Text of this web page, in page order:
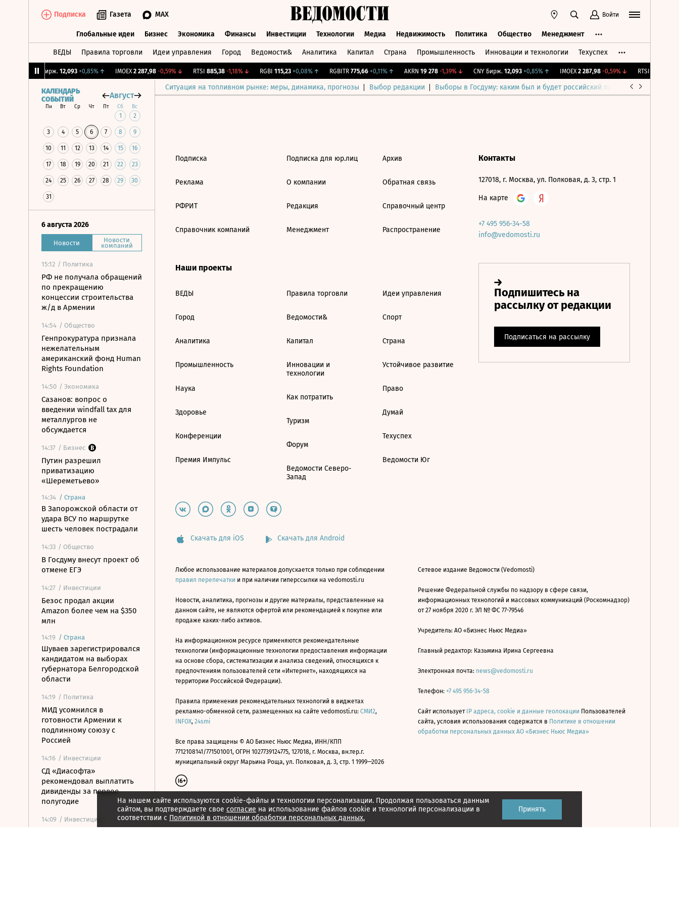
Подписка Газета MAX Войти
Глобальные идеи Бизнес Экономика Финансы Инвестиции Технологии Медиа Недвижимость Политика Общество Менеджмент
ВЕДЫ Правила торговли Идеи управления Город Ведомости& Аналитика Капитал Страна Промышленность Инновации и технологии Техуспех
CNY Бирж. 12,093 +0,85%↑ IMOEX 2 287,98 -0,59%↓ RTSI 885,38 -1,18%↓ RGBI 115,23 +0,08%↑ RGBITR 775,66 +0,11%↑ AKRN 19 278 -1,39%↓ CNY Бирж. 12,093 +0,85%↑ IMOEX 2 287,98 -0,59%↓ RTSI 885,38
Ситуация на топливном рынке: меры, динамика, прогнозы Выбор редакции Выборы в Госдуму: каким был и будет российский парламент
КАЛЕНДАРЬ
СОБЫТИЙ
Август
Пн Вт Ср Чт Пт Сб Вс
1 2
3 4 5 6 7 8 9
10 11 12 13 14 15 16
17 18 19 20 21 22 23
24 25 26 27 28 29 30
31
6 августа 2026
Новости Новости
компаний
15:12 / Политика
РФ не получала обращений
по прекращению
концессии строительства
ж/д в Армении
14:54 / Общество
Генпрокуратура признала
нежелательным
американский фонд Human
Rights Foundation
14:50 / Экономика
Сазанов: вопрос о
введении windfall tax для
металлургов не
обсуждается
14:37 / Бизнес
Путин разрешил
приватизацию
«Шереметьево»
14:34 / Страна
В Запорожской области от
удара ВСУ по маршрутке
шесть человек пострадали
14:33 / Общество
В Госдуму внесут проект об
отмене ЕГЭ
14:27 / Инвестиции
Безос продал акции
Amazon более чем на $350
млн
14:19 / Страна
Шуваев зарегистрировался
кандидатом на выборах
губернатора Белгородской
области
14:19 / Политика
МИД усомнился в
готовности Армении к
подлинному союзу с
Россией
14:16 / Инвестиции
СД «Диасофта»
рекомендовал выплатить
дивиденды за первое
полугодие
14:09 / Инвестиции
На нашем сайте используются cookie-файлы и технологии персонализации. Продолжая пользоваться данным
сайтом, вы подтверждаете свое согласие на использование файлов cookie и технологий персонализации в
соответствии с Политикой в отношении обработки персональных данных.
Принять
Подписка
Реклама
РФРИТ
Справочник компаний
Подписка для юр.лиц
О компании
Редакция
Менеджмент
Архив
Обратная связь
Справочный центр
Распространение
Наши проекты
ВЕДЫ
Город
Аналитика
Промышленность
Наука
Здоровье
Конференции
Премия Импульс
Правила торговли
Ведомости&
Капитал
Инновации и
технологии
Как потратить
Туризм
Форум
Ведомости Северо-
Запад
Идеи управления
Спорт
Страна
Устойчивое развитие
Право
Думай
Техуспех
Ведомости Юг
Контакты
127018, г. Москва, ул. Полковая, д. 3, стр. 1
На карте
+7 495 956-34-58
info@vedomosti.ru
Скачать для iOS Скачать для Android
Любое использование материалов допускается только при соблюдении
правил перепечатки и при наличии гиперссылки на vedomosti.ru
Новости, аналитика, прогнозы и другие материалы, представленные на
данном сайте, не являются офертой или рекомендацией к покупке или
продаже каких-либо активов.
На информационном ресурсе применяются рекомендательные
технологии (информационные технологии предоставления информации
на основе сбора, систематизации и анализа сведений, относящихся к
предпочтениям пользователей сети «Интернет», находящихся на
территории Российской Федерации).
Правила применения рекомендательных технологий в виджетах
рекламно-обменной сети, размещенных на сайте vedomosti.ru: СМИ2,
INFOX, 24smi
Все права защищены © АО Бизнес Ньюс Медиа, ИНН/КПП
7712108141/771501001, ОГРН 1027739124775, 127018, г. Москва, вн.тер.г.
муниципальный округ Марьина Роща, ул. Полковая, д. 3, стр. 1 1999—2026
Сетевое издание Ведомости (Vedomosti)
Решение Федеральной службы по надзору в сфере связи,
информационных технологий и массовых коммуникаций (Роскомнадзор)
от 27 ноября 2020 г. ЭЛ № ФС 77-79546
Учредитель: АО «Бизнес Ньюс Медиа»
Главный редактор: Казьмина Ирина Сергеевна
Электронная почта: news@vedomosti.ru
Телефон: +7 495 956-34-58
Сайт использует IP адреса, cookie и данные геолокации Пользователей
сайта, условия использования содержатся в Политике в отношении
обработки персональных данных АО «Бизнес Ньюс Медиа»